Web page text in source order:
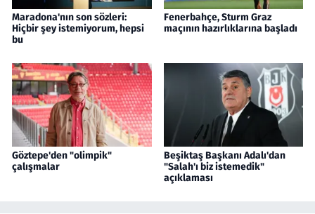
Maradona'nın son sözleri:
Hiçbir şey istemiyorum, hepsi
bu
Fenerbahçe, Sturm Graz
maçının hazırlıklarına başladı
Göztepe'den "olimpik"
çalışmalar
Beşiktaş Başkanı Adalı'dan
"Salah'ı biz istemedik"
açıklaması